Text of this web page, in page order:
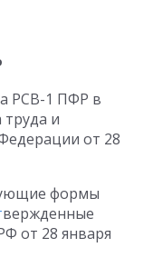
РСВ-1 ПФР в
и
от 28
формы
вержденные
от 28 января